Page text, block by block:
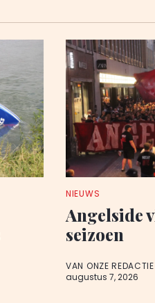
NIEUWS
Angelside
seizoen
VAN ONZE REDACTIE
augustus 7, 2026